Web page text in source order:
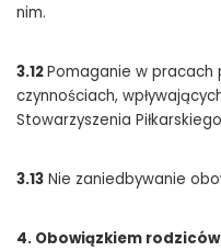
nim.
3.12Pomaganie w pracach
czynnościach,
Stowarzyszenia
3.13 Nie zaniedbywanie
4. Obowiązkiem